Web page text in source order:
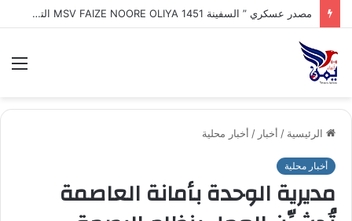
طهران : إيران تكشف اقتراب إعلان تفاهم تاريخي مع سلطنة عُمان بشأن تنظيم الملاحة في مضيق هرمز
الرئيسية / أخبار / أخبار محلية
أخبار محلية
مديرية الوحدة بأمانة العاصمة